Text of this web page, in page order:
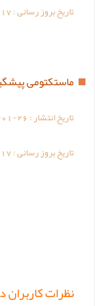
تاریخ بروز رسانی :
ماستکتومی
تاریخ انتشار :26
تاریخ بروز رسانی :
نظرات کاربران